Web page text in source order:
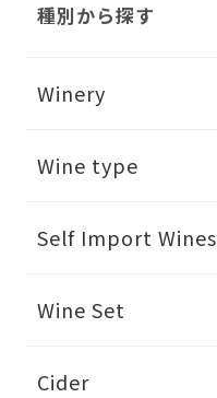
種別から探す
Winery
Wine type
Self Import Wines
Wine Set
Cider